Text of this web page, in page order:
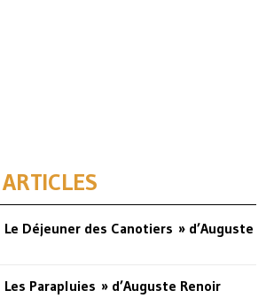
Déjeuner des Canotiers » d’Auguste
Parapluies » d’Auguste Renoir